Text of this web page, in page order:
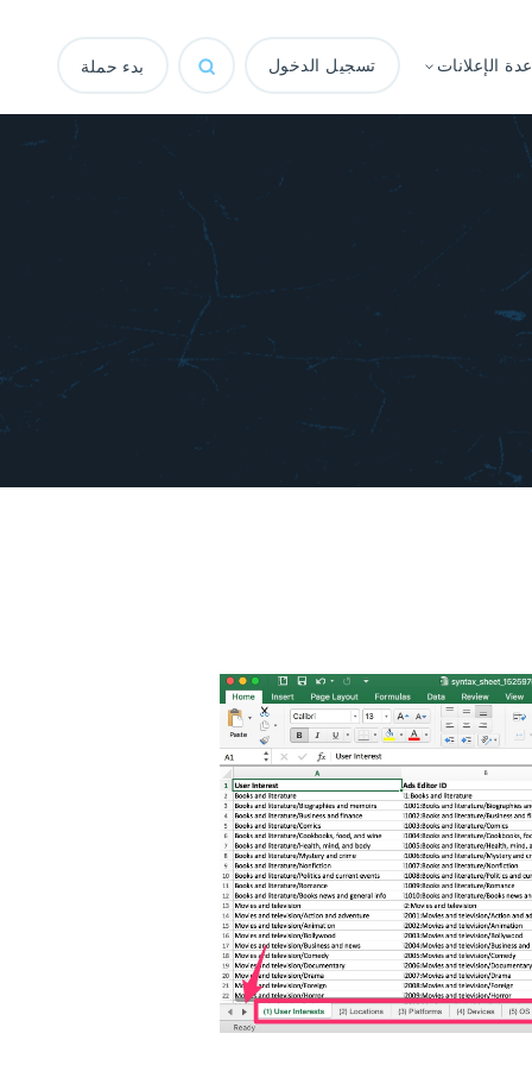
الإعلانات تسجيل الدخول بدء حملة